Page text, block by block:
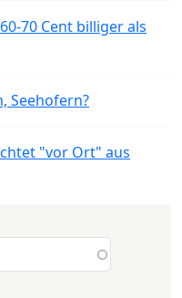
70 Cent billiger als
Seehofern?
"vor Ort" aus